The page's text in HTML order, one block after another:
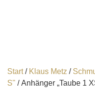
Start/ Klaus Metz /
S" / Anhänger „Taube 1